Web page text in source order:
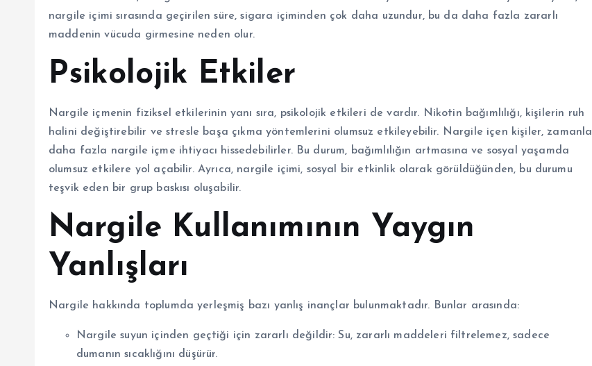
nargile içimi sırasında geçirilen süre, sigara içiminden çok daha uzundur, bu da daha fazla zararlı
maddenin vücuda girmesine neden olur.
Psikolojik Etkiler
Nargile içmenin fiziksel etkilerinin yanı sıra, psikolojik etkileri de vardır. Nikotin bağımlılığı, kişilerin ruh
halini değiştirebilir ve stresle başa çıkma yöntemlerini olumsuz etkileyebilir. Nargile içen kişiler, zamanla
daha fazla nargile içme ihtiyacı hissedebilirler. Bu durum, bağımlılığın artmasına ve sosyal yaşamda
olumsuz etkilere yol açabilir. Ayrıca, nargile içimi, sosyal bir etkinlik olarak görüldüğünden, bu durumu
teşvik eden bir grup baskısı oluşabilir.
Nargile Kullanımının Yaygın
Yanlışları
Nargile hakkında toplumda yerleşmiş bazı yanlış inançlar bulunmaktadır. Bunlar arasında:
Nargile suyun içinden geçtiği için zararlı değildir: Su, zararlı maddeleri filtrelemez, sadece
dumanın sıcaklığını düşürür.